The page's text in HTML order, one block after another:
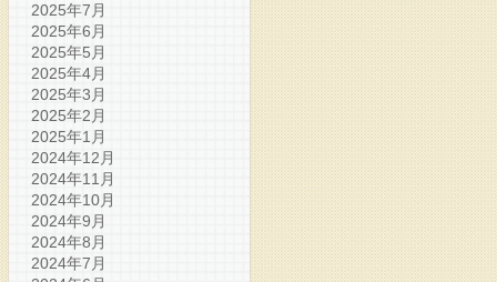
2025年7月
2025年6月
2025年5月
2025年4月
2025年3月
2025年2月
2025年1月
2024年12月
2024年11月
2024年10月
2024年9月
2024年8月
2024年7月